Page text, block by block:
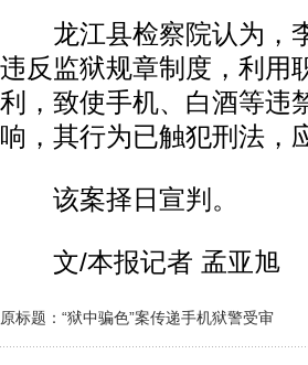
龙江县检察院认为，李
违反监狱规章制度，利用
利，致使手机、白酒等违
响，其行为已触犯刑法，
该案择日宣判。
文/本报记者 孟亚旭
原标题：“狱中骗色”案传递手机狱警受审